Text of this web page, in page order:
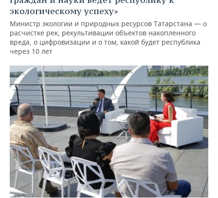
экологическому успеху»
Министр экологии и природных ресурсов Татарстана — о
расчистке рек, рекультивации объектов накопленного
вреда, о цифровизации и о том, какой будет республика
через 10 лет